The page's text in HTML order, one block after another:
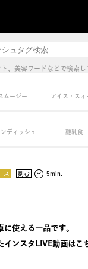
体験＆講座
8つの機能
ンラインストア
、美容ワードなどで検索し
ムージー アイス・スィ
ンディッシュ 離乳食
ス 刻む 5min.
使える一品です。
ンスタLIVE動画はこ